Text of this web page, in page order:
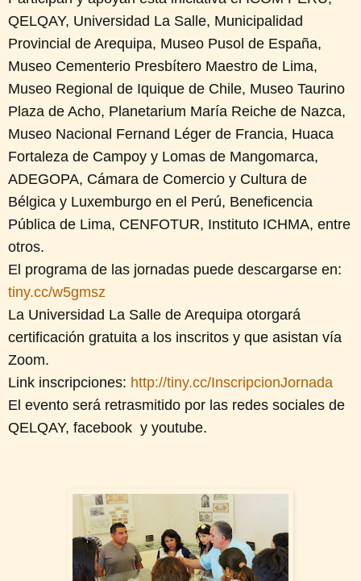
QELQAY, Universidad La Salle, Municipalidad
Provincial de Arequipa, Museo Pusol de España,
Museo Cementerio Presbítero Maestro de Lima,
Museo Regional de Iquique de Chile, Museo Taurino
Plaza de Acho, Planetarium María Reiche de Nazca,
Museo Nacional Fernand Léger de Francia, Huaca
Fortaleza de Campoy y Lomas de Mangomarca,
ADEGOPA, Cámara de Comercio y Cultura de
Bélgica y Luxemburgo en el Perú, Beneficencia
Pública de Lima, CENFOTUR, Instituto ICHMA, entre
otros.
El programa de las jornadas puede descargarse en:
tiny.cc/w5gmsz
La Universidad La Salle de Arequipa otorgará
certificación gratuita a los inscritos y que asistan vía
Zoom.
Link inscripciones: http://tiny.cc/InscripcionJornada
El evento será retrasmitido por las redes sociales de
QELQAY, facebook y youtube.